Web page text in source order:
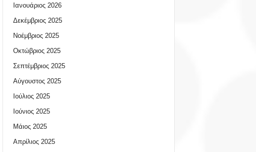
Ιανουάριος 2026
Δεκέμβριος 2025
Νοέμβριος 2025
Οκτώβριος 2025
Σεπτέμβριος 2025
Αύγουστος 2025
Ιούλιος 2025
Ιούνιος 2025
Μάιος 2025
Απρίλιος 2025